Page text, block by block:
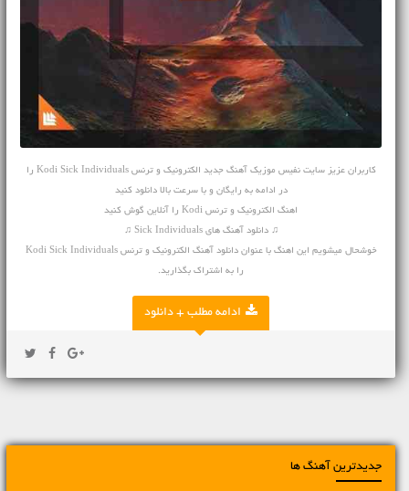
کاربران عزیز سایت نفیس موزیک آهنگ جدید
الکترونیک و ترنس Kodi Sick Individuals را
در ادامه به رایگان و با سرعت بالا دانلود کنید
اهنگ الکترونیک و ترنس Kodi را آنلاین گوش کنید
♫ دانلود آهنگ های Sick Individuals ♫
خوشحال میشویم این اهنگ با عنوان دانلود آهنگ الکترونیک و ترنس Kodi Sick Individuals
را به اشتراک بگذارید.
ادامه مطلب + دانلود
جدیدترین آهنگ ها